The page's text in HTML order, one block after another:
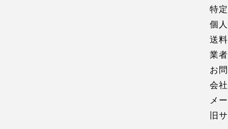
特
個
送
業
お
会
メ
旧